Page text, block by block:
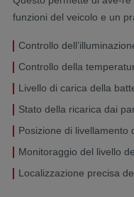
funzioni del veicolo e un
Controllo
Controllo della
Livello di carica della
Stato della ricarica dai
Posizione di livellamento
Monitoraggio del livello
Localizzazione precisa